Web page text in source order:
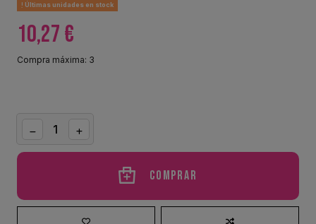
Últimas unidades en stock
10,27 €
Compra máxima: 3
Comprar